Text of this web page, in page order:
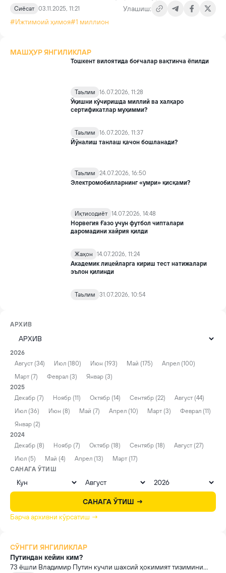
Сиёсат 03.11.2025, 11:21
Улашиш:
#Ижтимоий ҳимоя#1 миллион
МАШҲУР ЯНГИЛИКЛАР
Тошкент вилоятида боғчалар вақтинча ёпилди
Таълим
16.07.2026, 11:28
Ўқишни кўчиришда миллий ва халқаро
сертификатлар муҳимми?
Таълим
16.07.2026, 11:37
Йўналиш танлаш қачон бошланади?
Таълим
24.07.2026, 16:50
Электромобилларнинг «умри» қисқами?
Иқтисодиёт 14.07.2026, 14:48
Норвегия Ғазо учун футбол чипталари
даромадини хайрия қилди
Жаҳон
14.07.2026, 11:24
Академик лицейларга кириш тест натижалари
эълон қилинди
Таълим 31.07.2026, 10:54
АРХИВ
2026
Август (34)
Июл (180) Июн (193) Май (175)
Апрел (100)
Март (7)
Феврал (3)
Январ (3)
2025
Декабр (7)
Ноябр (11) Октябр (14) Сентябр (22)
Август (44)
Июл (36)
Июн (8) Май (7) Апрел (10) Март (3)
Феврал (11)
Январ (2)
2024
Декабр (8)
Ноябр (7) Октябр (18) Сентябр (18)
Август (27)
Июл (5)
Май (4) Апрел (13)
Март (17)
САНАГА ЎТИШ
САНАГА ЎТИШ →
Барча архивни кўрсатиш →
СЎНГГИ ЯНГИЛИКЛАР
Путиндан кейин ким?
73 ёшли Владимир Путин кучли шахсий ҳокимият тизимини